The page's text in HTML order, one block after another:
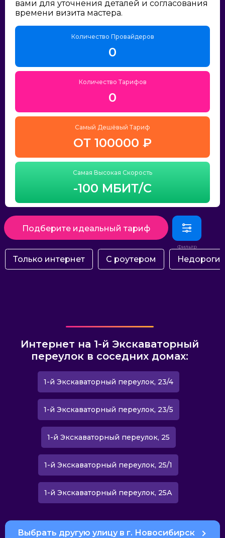
вами для уточнения деталей и согласования
времени визита мастера.
Количество Провайдеров
0
Количество Тарифов
0
Самый Дешёвый Тариф
ОТ 100000 ₽
Самая Высокая Скорость
-100 МБИТ/С
Подберите идеальный тариф
Только интернет С роутером Недорогие
Интернет на 1-й Экскаваторный
переулок в соседних домах:
1-й Экскаваторный переулок, 23/4
1-й Экскаваторный переулок, 23/5
1-й Экскаваторный переулок, 25
1-й Экскаваторный переулок, 25/1
1-й Экскаваторный переулок, 25А
Выбрать другую улицу в г. Новосибирск